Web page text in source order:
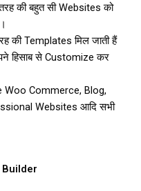
की बहुत सी Websites को
की Templates मिल जाती हैं
हिसाब से Customize कर
Woo Commerce, Blog,
Websites आदि सभी
Builder